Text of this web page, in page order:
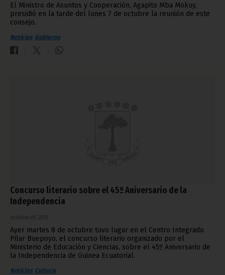
El Ministro de Asuntos y Cooperación, Agapito Mba Mokuy,
presidió en la tarde del lunes 7 de octubre la reunión de este
consejo.
Noticias Gobierno
Concurso literario sobre el 45º Aniversario de la
Independencia
octubre 09, 2013
Ayer martes 8 de octubre tuvo lugar en el Centro Integrado
Pilar Buepoyo, el concurso literario organizado por el
Ministerio de Educación y Ciencias, sobre el 45º Aniversario de
la Independencia de Guinea Ecuatorial.
Noticias Cultura